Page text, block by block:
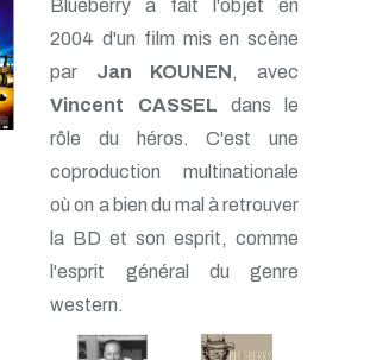
Blueberry a fait l'objet en
2004 d'un film mis en scène
par Jan KOUNEN , avec
Vincent CASSEL dans le
rôle du héros. C'est une
coproduction multinationale
où on a bien du mal à retrouver
la BD et son esprit, comme
l'esprit général du genre
western.